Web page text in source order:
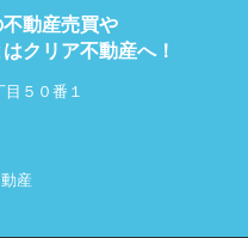
動産売買や
クリア不動産へ！
５０番１
産